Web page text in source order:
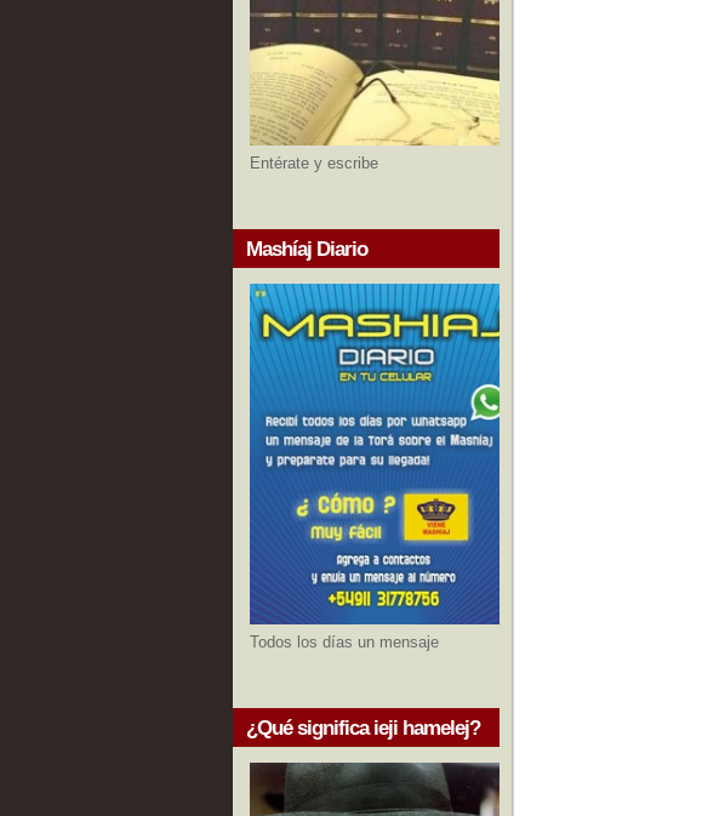
Entérate y escribe
Mashíaj Diario
Todos los días un mensaje
¿Qué significa ieji hamelej?